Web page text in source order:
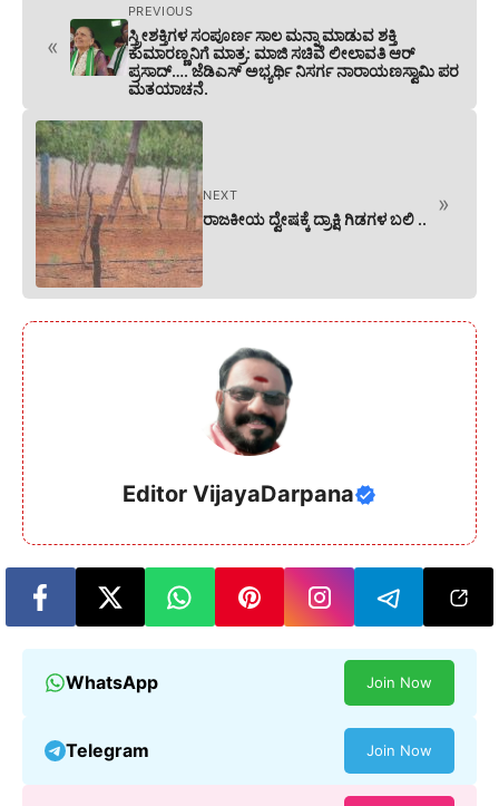
«
PREVIOUS
ಸ್ತ್ರೀಶಕ್ತಿಗಳ ಸಂಪೂರ್ಣ ಸಾಲ ಮನ್ನಾ ಮಾಡುವ ಶಕ್ತಿ
ಕುಮಾರಣ್ಣನಿಗೆ ಮಾತ್ರ: ಮಾಜಿ ಸಚಿವೆ ಲೀಲಾವತಿ ಆರ್
ಪ್ರಸಾದ್…. ಜೆಡಿಎಸ್ ಅಭ್ಯರ್ಥಿ ನಿಸರ್ಗ ನಾರಾಯಣಸ್ವಾಮಿ ಪರ
ಮತಯಾಚನೆ.
NEXT
ರಾಜಕೀಯ ದ್ವೇಷಕ್ಕೆ ದ್ರಾಕ್ಷಿ ಗಿಡಗಳ ಬಲಿ ..
»
Editor VijayaDarpana
WhatsApp Join Now
Telegram Join Now